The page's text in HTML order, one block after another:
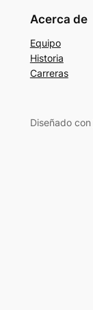
Acerca de
Equipo
Historia
Carreras
Diseñado con